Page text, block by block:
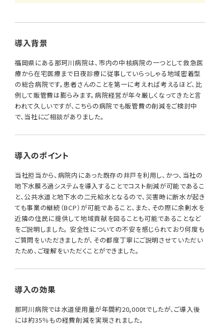
導入背景
福岡県にある那珂川病院は、市内の中核病院の一つとして救急医
療から在宅医療まで日夜診療に従事していらっしゃる地域密着型
の総合病院です。患者さんのことを第一に考えれば考えるほど、比
例して販管費は膨らみます。病院経営が年々厳しくなってきたと言
われて久しいですが、こちらの病院でも販管費の削減をご検討中
で、当社にご相談がありました。
導入のポイント
当社担当から、病院内にあった既存の井戸を利用し、かつ、当社の
地下水膜ろ過システムを導入することでコスト削減が可能であるこ
と、公共水道と地下水の二元給水となるので、災害時に断水が起き
ても事業の継続（BCP）が可能であること、また、その際に余剰水を
近隣の住民に提供して地域貢献を図ることも可能であることなど
をご説明しました。 安全性についての不安を感じられており何度も
ご質問をいただきましたが、その都度丁寧にご説明させていただい
たため、ご理解をいただくことができました。
導入の効果
那珂川病院では水道使用量が年間約20,000tでしたが、ご導入後
には約35％もの経費削減を実現されました。